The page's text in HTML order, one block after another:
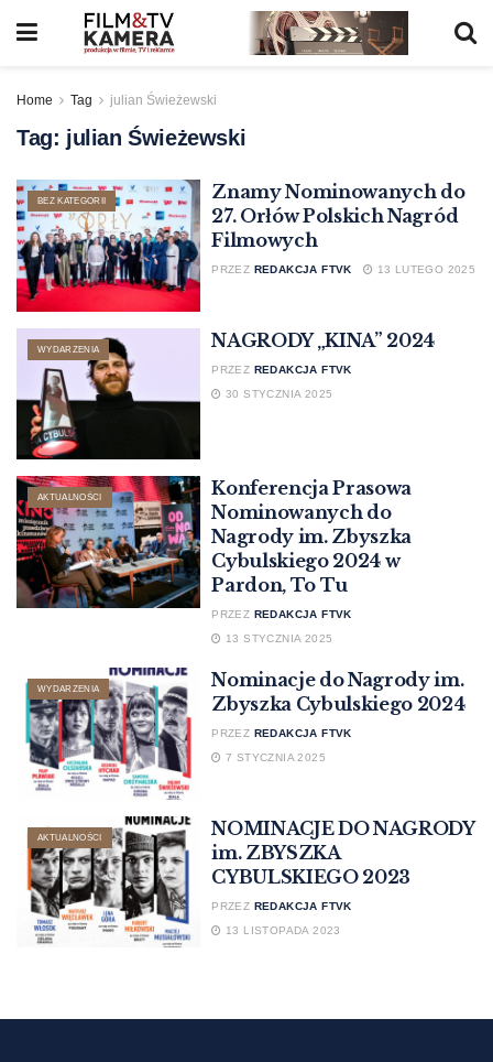
Home Tag julian Świeżewski
Tag: julian Świeżewski
BEZ KATEGORII
Znamy Nominowanych do
27. Orłów Polskich Nagród
Filmowych
PRZEZ REDAKCJA FTVK 13 LUTEGO 2025
WYDARZENIA NAGRODY „KINA” 2024
PRZEZ REDAKCJA FTVK
30 STYCZNIA 2025
AKTUALNOŚCI
Konferencja Prasowa
Nominowanych do
Nagrody im. Zbyszka
Cybulskiego 2024 w
Pardon, To Tu
PRZEZ REDAKCJA FTVK
13 STYCZNIA 2025
WYDARZENIA
Nominacje do Nagrody im.
Zbyszka Cybulskiego 2024
PRZEZ REDAKCJA FTVK
7 STYCZNIA 2025
AKTUALNOŚCI
NOMINACJE DO NAGRODY
im. ZBYSZKA
CYBULSKIEGO 2023
PRZEZ REDAKCJA FTVK
13 LISTOPADA 2023